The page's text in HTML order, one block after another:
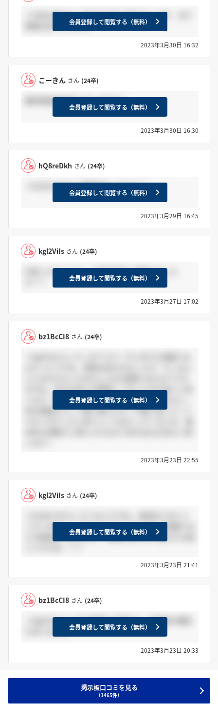
＞hQ8reDkhさん 自分は27日に受けましたが、まだ
連絡は来ていません会員登録して閲覧する（無料）
2023年3月30日 16:32
こーきん さん (24卒)
最終面接連絡来た方いますか？
会員登録して閲覧する（無料）
2023年3月30日 16:30
hQ8reDkh さん (24卒)
＞bz1BcCI8さん 連絡来ましたか？？
会員登録して閲覧する（無料）
2023年3月29日 16:45
kgl2ViIs さん (24卒)
内定いただいた方、大体何日後に連絡きました
会員登録して閲覧する（無料）
2023年3月27日 17:02
bz1BcCI8 さん (24卒)
ますね、自分の考えを整理しておいた方が良いと思
います、整理しておけば問題なく答えられるかと！
何を原動力にして取り組んだか？今振り返ってこう
会員登録して閲覧する（無料）
2023年3月23日 22:55
kgl2ViIs さん (24卒)
ございます！！ ちなみにスピーチに対する深掘りは
どの程度ありましたか？ 深掘りはかなり掘られる感
会員登録して閲覧する（無料）
2023年3月23日 21:41
bz1BcCI8 さん (24卒)
＞kgl2ViIsさん ESの深堀りが基本で、志望度の確認
もありました！会員登録して閲覧する（無料）
2023年3月23日 20:33
掲示板口コミを見る
（1465件）